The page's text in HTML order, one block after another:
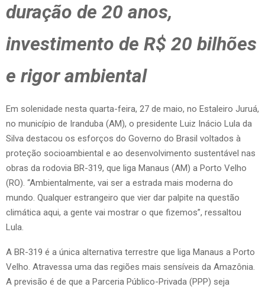
duração de 20 anos,
investimento de R$ 20 bilhões
e rigor ambiental
Em solenidade nesta quarta-feira, 27 de maio, no Estaleiro Juruá,
no município de Iranduba (AM), o presidente Luiz Inácio Lula da
Silva destacou os esforços do Governo do Brasil voltados à
proteção socioambiental e ao desenvolvimento sustentável nas
obras da rodovia BR-319, que liga Manaus (AM) a Porto Velho
(RO). “Ambientalmente, vai ser a estrada mais moderna do
mundo. Qualquer estrangeiro que vier dar palpite na questão
climática aqui, a gente vai mostrar o que fizemos”, ressaltou
Lula.
A BR-319 é a única alternativa terrestre que liga Manaus a Porto
Velho. Atravessa uma das regiões mais sensíveis da Amazônia.
A previsão é de que a Parceria Público-Privada (PPP) seja